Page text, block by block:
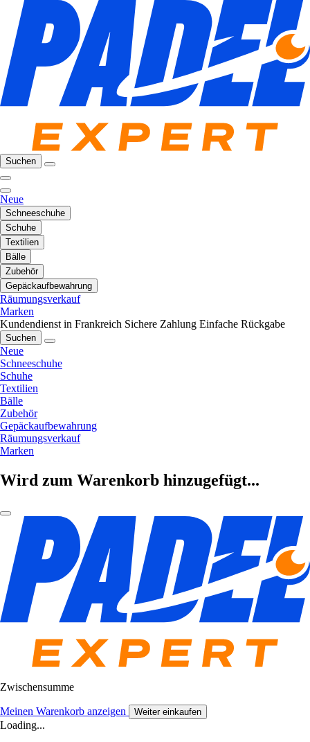
Suchen
Neue
Schneeschuhe
Schuhe
Textilien
Bälle
Zubehör
Gepäckaufbewahrung
Räumungsverkauf
Marken
Kundendienst in Frankreich Sichere Zahlung Einfache Rückgabe
Suchen
Neue
Schneeschuhe
Schuhe
Textilien
Bälle
Zubehör
Gepäckaufbewahrung
Räumungsverkauf
Marken
Wird zum Warenkorb hinzugefügt...
Zwischensumme
Meinen Warenkorb anzeigen Weiter einkaufen
Loading...